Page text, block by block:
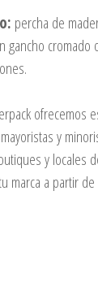
percha de
gancho cromado
ofrecemos
y
y locales
marca a partir